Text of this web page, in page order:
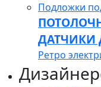
Подложки
ДАТЧИКИ
Ретро